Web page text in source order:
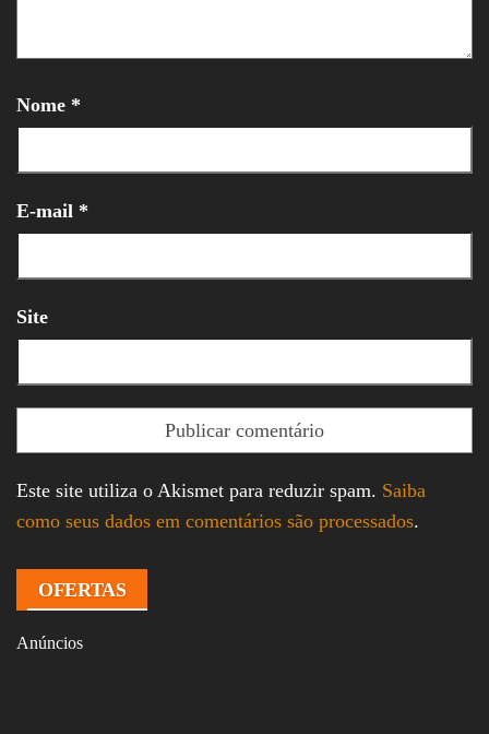
Nome *
E-mail *
Site
Este site utiliza o Akismet para reduzir spam. Saiba
como seus dados em comentários são processados.
OFERTAS
Anúncios